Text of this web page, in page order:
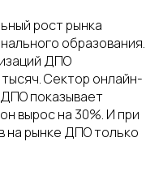
рост рынка
образования.
ДПО
Сектор онлайн-
показывает
вырос на 30%. И при
на рынке ДПО только